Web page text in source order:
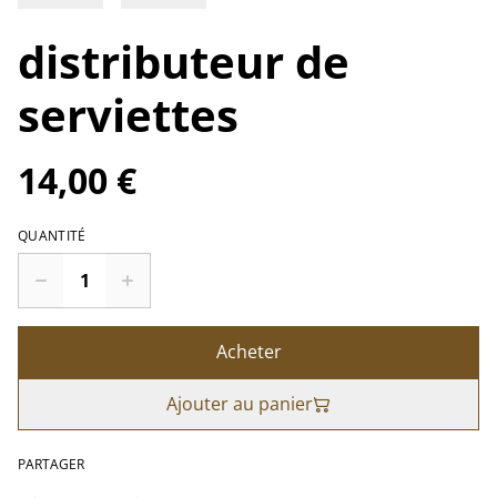
distributeur de
serviettes
14,00 €
QUANTITÉ
Acheter
Ajouter au panier
PARTAGER